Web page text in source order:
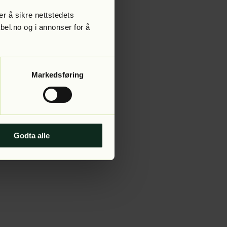
å sikre nettstedets
og i annonser for å
Markedsføring
Godta alle